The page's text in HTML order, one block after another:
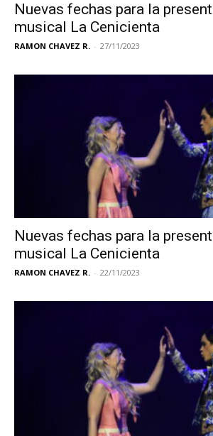
Nuevas fechas para la
musical La Cenicienta
RAMON CHAVEZ R. - 27/11/2023
Nuevas fechas para la
musical La Cenicienta
RAMON CHAVEZ R. - 22/11/2023